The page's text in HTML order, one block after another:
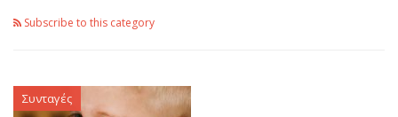
Subscribe to this category
Συνταγές